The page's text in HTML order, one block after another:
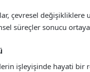
çevresel
süreçler sonucu ortaya
işleyişinde hayati